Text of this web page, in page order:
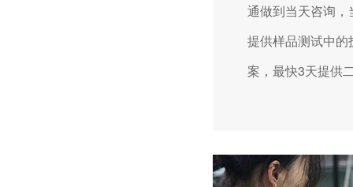
通做到当天咨询
提供样品测试中的
案，最快3天提供二